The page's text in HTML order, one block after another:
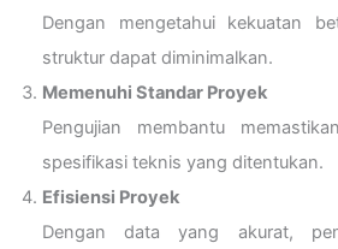
Dengan mengetahui kekuatan
struktur dapat diminimalkan.
Memenuhi Standar Proyek
Pengujian membantu
spesifikasi teknis yang ditentukan.
Efisiensi Proyek
Dengan data yang akurat,